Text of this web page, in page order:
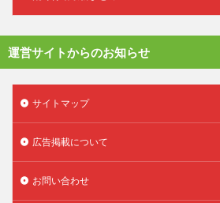
運営サイトからのお知らせ
サイトマップ
広告掲載について
お問い合わせ